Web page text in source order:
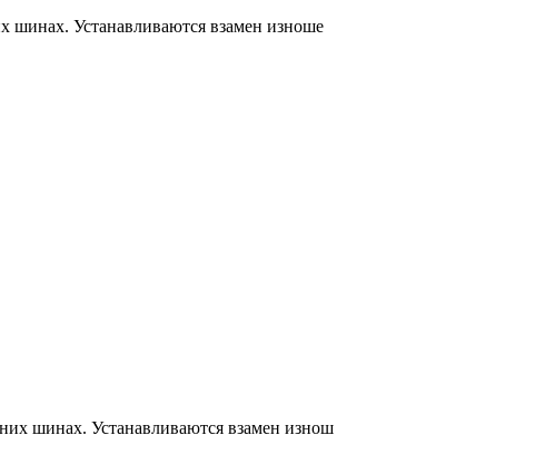
шинах. Устанавливаются взамен изноше
шинах. Устанавливаются взамен изнош